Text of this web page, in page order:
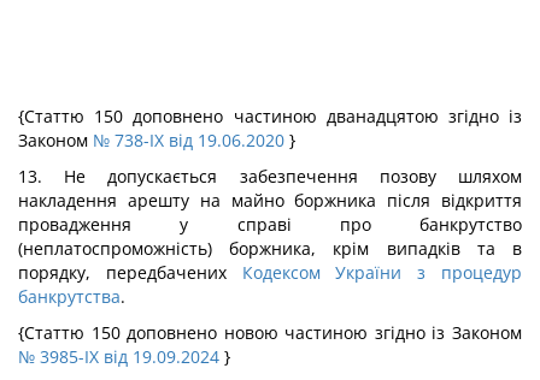
{Статтю 150 доповнено частиною дванадцятою згідно із
Законом № 738-IX від 19.06.2020 }
13. Не допускається забезпечення позову шляхом
накладення арешту на майно боржника після відкриття
провадження у справі про банкрутство
(неплатоспроможність) боржника, крім випадків та в
порядку, передбачених Кодексом України з процедур
банкрутства.
{Статтю 150 доповнено новою частиною згідно із Законом
№ 3985-IX від 19.09.2024 }